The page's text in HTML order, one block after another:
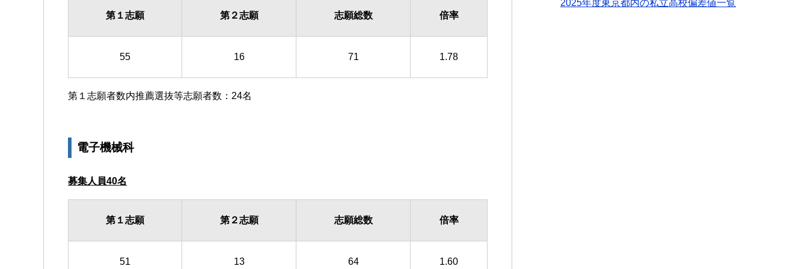
第１志願 第２志願 志願総数 倍率
55 16 71 1.78
第１志願者数内推薦選抜等志願者数：24名
電子機械科
募集人員40名
第１志願 第２志願 志願総数 倍率
51 13 64 1.60
2025年度東京都内の私立高校偏差値一覧